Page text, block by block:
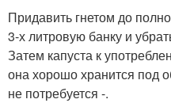
Придавить гнетом до
3-х литровую банку и
Затем капуста к
она хорошо хранится под
не потребуется -.